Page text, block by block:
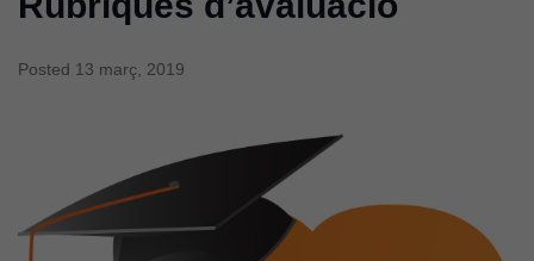
Posted 13 març, 2019